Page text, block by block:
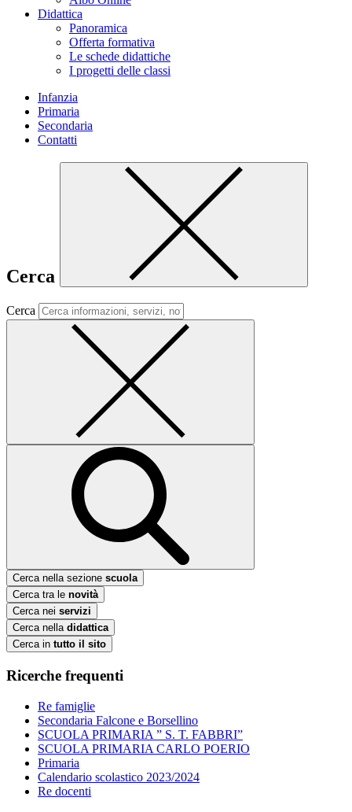
Didattica
Panoramica
Offerta formativa
Le schede didattiche
I progetti delle classi
Infanzia
Primaria
Secondaria
Contatti
Cerca
Cerca
Cerca nella sezione scuola
Cerca tra le novità
Cerca nei servizi
Cerca nella didattica
Cerca in tutto il sito
Ricerche frequenti
Re famiglie
Secondaria Falcone e Borsellino
SCUOLA PRIMARIA ” S. T. FABBRI”
SCUOLA PRIMARIA CARLO POERIO
Primaria
Calendario scolastico 2023/2024
Re docenti